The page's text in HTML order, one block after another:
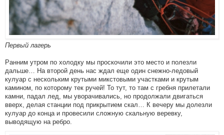
Первый лагерь
Ранним утром по холодку мы проскочили это место и полезли
дальше… На второй день нас ждал еще один снежно-ледовый
кулуар с нескольким крутыми микстовыми участками и крутым
камином, по которому тек ручей! То тут, то там с гребня прилетали
камни, падал лед, мы уворачивались, но продолжали двигаться
вверх, делая станции под прикрытием скал… К вечеру мы долезли
кулуар до конца и провесили сложную скальную веревку,
выводящую на ребро.